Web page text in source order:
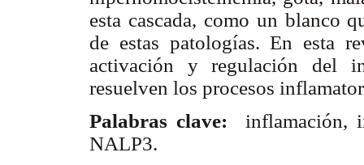
esta cascada, como un blanco
de estas patologías. En esta
activación y regulación del
resuelven los procesos
Palabras clave:
inflamación,
NALP3.